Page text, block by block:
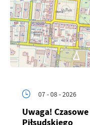
07 - 08 - 2026
Uwaga!
Piłsudskiego